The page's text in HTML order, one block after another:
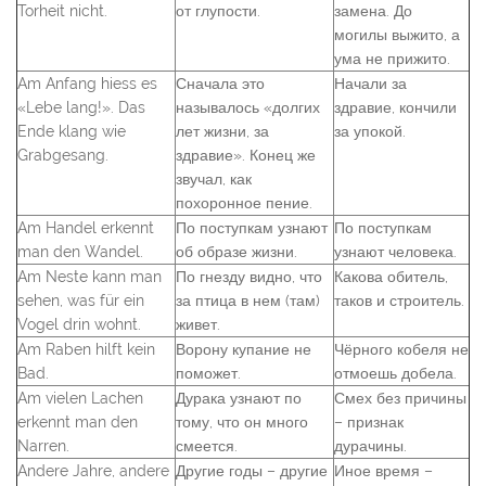
Torheit nicht. от глупости.
замена. До
могилы выжито, а
ума не прижито.
Am Anfang hiess es
«Lebe lang!». Das
Ende klang wie
Grabgesang.
Сначала это
называлось «долгих
лет жизни, за
здравие». Конец же
звучал, как
похоронное пение.
Начали за
здравие, кончили
за упокой.
Am Handel erkennt
man den Wandel.
По поступкам узнают
об образе жизни.
По поступкам
узнают человека.
Am Neste kann man
sehen, was für ein
Vogel drin wohnt.
По гнезду видно, что
за птица в нем (там)
живет.
Какова обитель,
таков и строитель.
Am Raben hilft kein
Bad.
Ворону купание не
поможет.
Чёрного кобеля не
отмоешь добела.
Am vielen Lachen
erkennt man den
Narren.
Дурака узнают по
тому, что он много
смеется.
Смех без причины
– признак
дурачины.
Andere Jahre, andere Другие годы – другие Иное время –